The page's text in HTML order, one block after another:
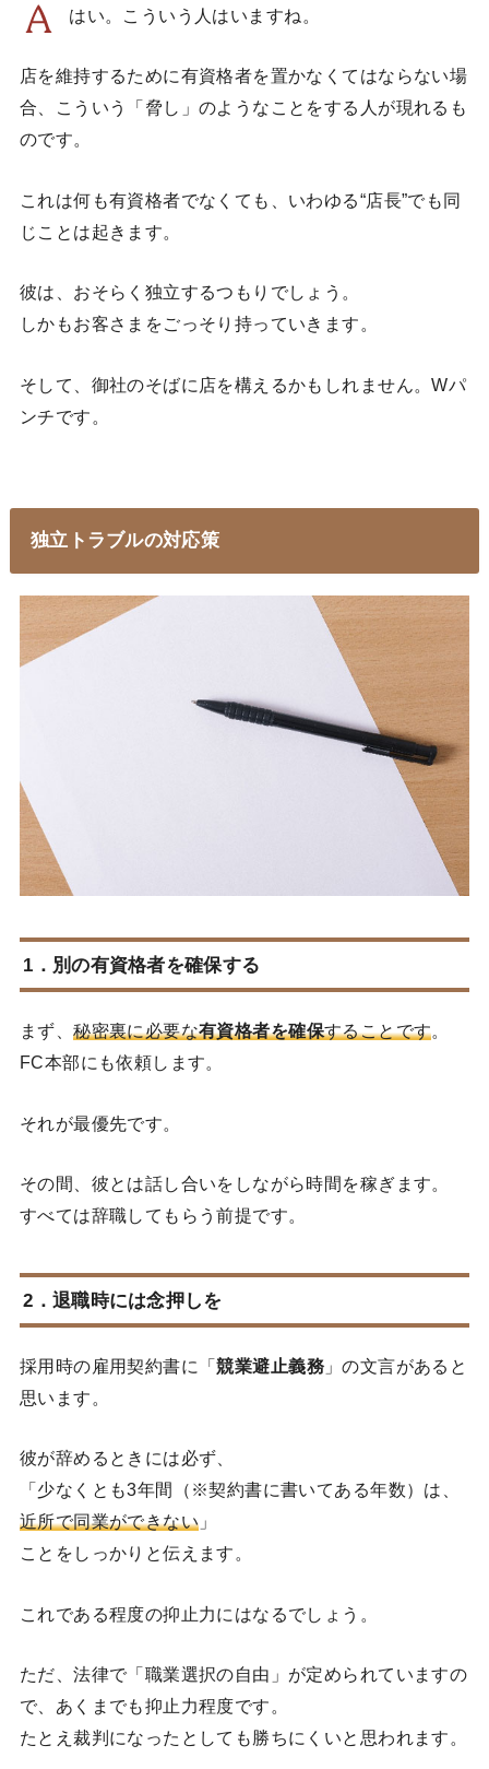
はい。こういう人はいますね。
店を維持するために有資格者を置かなくてはならない場
合、こういう「脅し」のようなことをする人が現れるも
のです。
これは何も有資格者でなくても、いわゆる“店長”でも同
じことは起きます。
彼は、おそらく独立するつもりでしょう。
しかもお客さまをごっそり持っていきます。
そして、御社のそばに店を構えるかもしれません。Wパ
ンチです。
独立トラブルの対応策
1．別の有資格者を確保する
まず、秘密裏に必要な有資格者を確保することです。
FC本部にも依頼します。
それが最優先です。
その間、彼とは話し合いをしながら時間を稼ぎます。
すべては辞職してもらう前提です。
2．退職時には念押しを
採用時の雇用契約書に「競業避止義務」の文言があると
思います。
彼が辞めるときには必ず、
「少なくとも3年間（※契約書に書いてある年数）は、
近所で同業ができない 」
ことをしっかりと伝えます。
これである程度の抑止力にはなるでしょう。
ただ、法律で「職業選択の自由」が定められていますの
で、あくまでも抑止力程度です。
たとえ裁判になったとしても勝ちにくいと思われます。